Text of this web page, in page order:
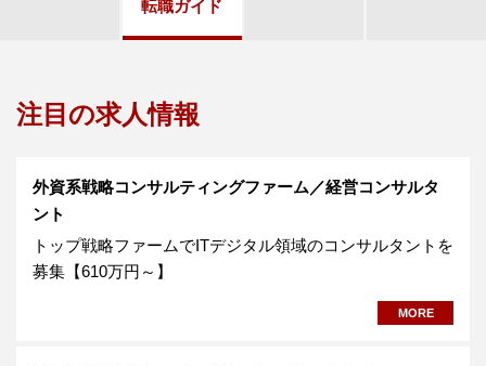
転職ガイド
注目の求人情報
外資系戦略コンサルティングファーム／経営コンサルタ
ント
トップ戦略ファームでITデジタル領域のコンサルタントを
募集【610万円～】
MORE